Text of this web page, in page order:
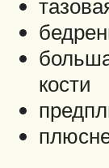
кости